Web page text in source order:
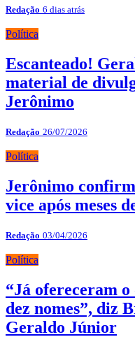
Redação 6 dias atrás
Política
Escanteado!
material de
Jerônimo
Redação 26/07/2026
Política
Jerônimo
vice após meses
Redação 03/04/2026
Política
“Já ofereceram o
dez nomes”, diz
Geraldo Júnior